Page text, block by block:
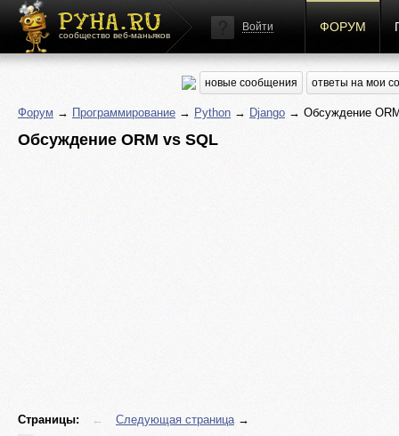
сообщество веб-маньяков
Войти ФОРУМ
новые сообщения ответы на мои
Форум → Программирование → Python → Django → Обсуждение
Обсуждение ORM vs SQL
Страницы: ← Следующая страница→